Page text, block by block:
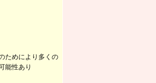
ためにより多くの
能性あり